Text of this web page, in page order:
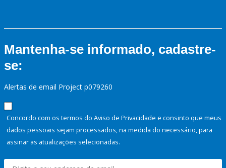
Mantenha-se informado, cadastre-
se:
Alertas de email Project p079260
Concordo com os termos do Aviso de Privacidade e consinto que meus
dados pessoais sejam processados, na medida do necessário, para
assinar as atualizações selecionadas.